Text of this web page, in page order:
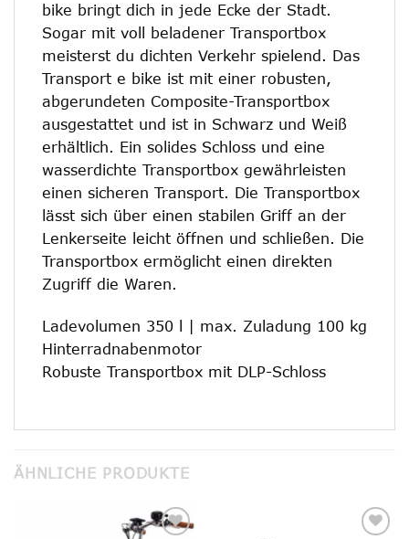
bike bringt dich in jede Ecke der Stadt.
Sogar mit voll beladener Transportbox
meisterst du dichten Verkehr spielend. Das
Transport e bike ist mit einer robusten,
abgerundeten Composite-Transportbox
ausgestattet und ist in Schwarz und Weiß
erhältlich. Ein solides Schloss und eine
wasserdichte Transportbox gewährleisten
einen sicheren Transport. Die Transportbox
lässt sich über einen stabilen Griff an der
Lenkerseite leicht öffnen und schließen. Die
Transportbox ermöglicht einen direkten
Zugriff die Waren.
Ladevolumen 350 l | max. Zuladung 100 kg
Hinterradnabenmotor
Robuste Transportbox mit DLP-Schloss
ÄHNLICHE PRODUKTE